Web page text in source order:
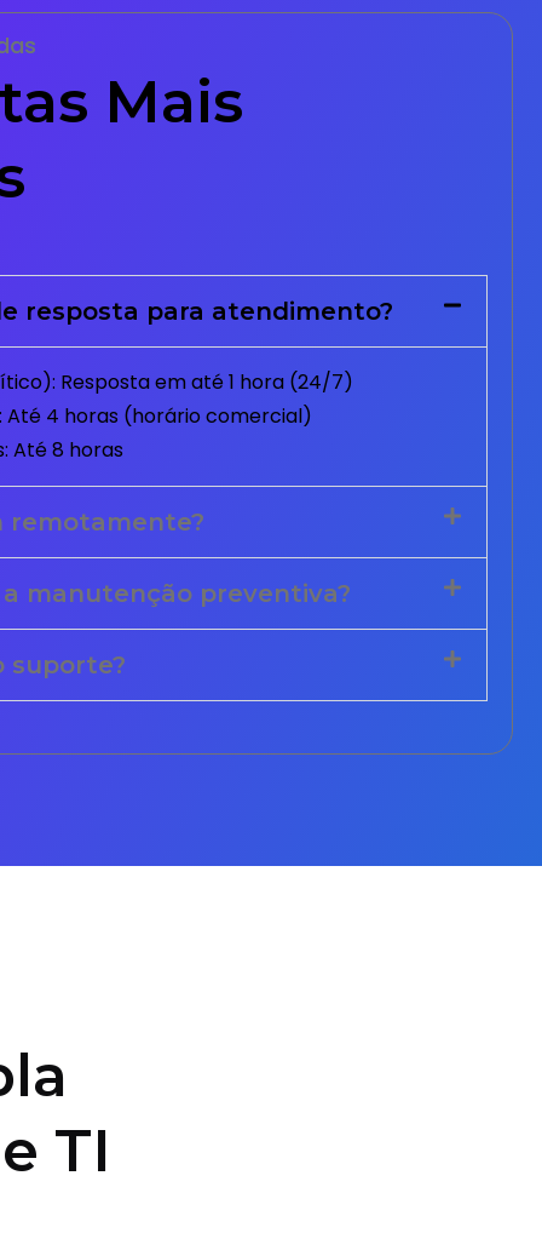
Mais
resposta para atendimento?
Resposta em até 1 hora (24/7)
Até 4 horas (horário comercial)
Até 8 horas
remotamente?
manutenção preventiva?
suporte?
TI